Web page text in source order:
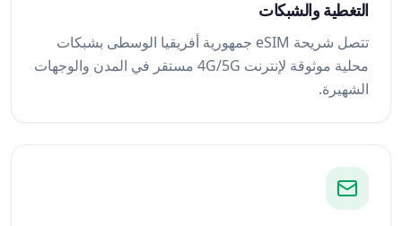
التغطية والشبكات
تتصل شريحة eSIM جمهورية أفريقيا الوسطى بشبكات
محلية موثوقة لإنترنت 4G/5G مستقر في المدن والوجهات
الشهيرة.